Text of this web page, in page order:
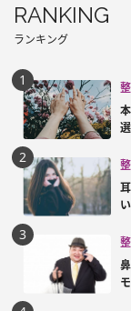
RANKING
ランキング
選